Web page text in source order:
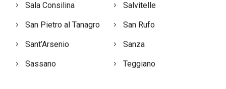
Sala Consilina Salvitelle
San Pietro al Tanagro San Rufo
Sant’Arsenio Sanza
Sassano Teggiano